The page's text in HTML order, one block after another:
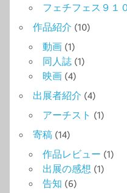
フェチフェス９１
作品紹介 (10)
動画 (1)
同人誌 (1)
映画 (4)
出展者紹介 (4)
アーチスト (1)
寄稿 (14)
作品レビュー (1)
出展の感想 (1)
告知 (6)